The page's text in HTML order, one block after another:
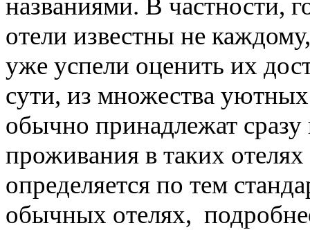
названиями. В частности,
отели известны не
уже успели оценить их
сути, из множества
обычно принадлежат
проживания в таких
определяется по тем
обычных отелях,